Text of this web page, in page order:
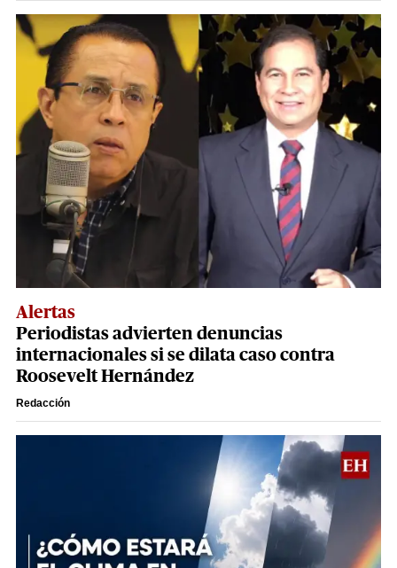
Alertas
Periodistas advierten denuncias
internacionales si se dilata caso contra
Roosevelt Hernández
Redacción